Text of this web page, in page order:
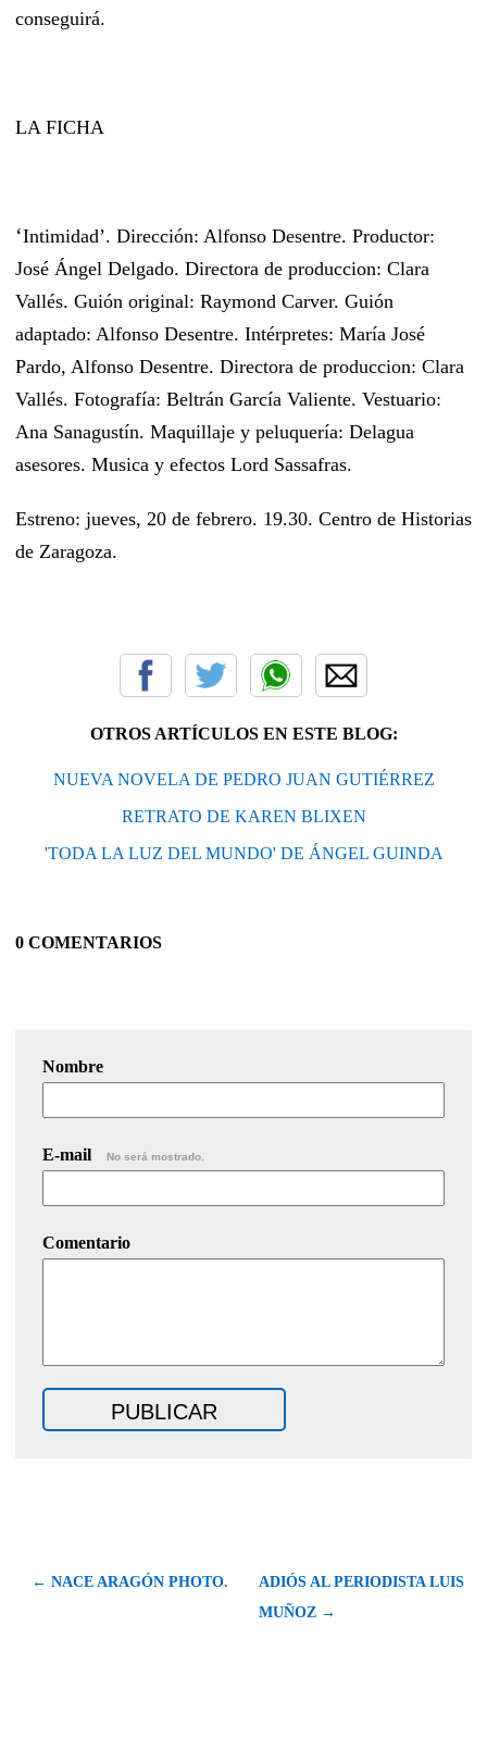
conseguirá.
LA FICHA
‘Intimidad’. Dirección: Alfonso Desentre. Productor:
José Ángel Delgado. Directora de produccion: Clara
Vallés. Guión original: Raymond Carver. Guión
adaptado: Alfonso Desentre. Intérpretes: María José
Pardo, Alfonso Desentre. Directora de produccion: Clara
Vallés. Fotografía: Beltrán García Valiente. Vestuario:
Ana Sanagustín. Maquillaje y peluquería: Delagua
asesores. Musica y efectos Lord Sassafras.
Estreno: jueves, 20 de febrero. 19.30. Centro de Historias
de Zaragoza.
OTROS ARTÍCULOS EN ESTE BLOG:
NUEVA NOVELA DE PEDRO JUAN GUTIÉRREZ
RETRATO DE KAREN BLIXEN
'TODA LA LUZ DEL MUNDO' DE ÁNGEL GUINDA
0 COMENTARIOS
Nombre
E-mail No será mostrado.
Comentario
← NACE ARAGÓN PHOTO.
ADIÓS AL PERIODISTA LUIS
MUÑOZ →